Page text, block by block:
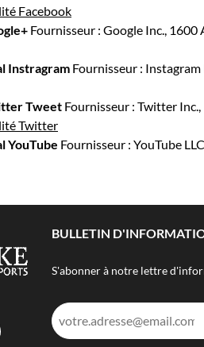
Facebook
Fournisseur : Google Inc.,
Instragram Fournisseur :
Tweet Fournisseur : Twitter
Twitter
YouTube Fournisseur : YouTube
BULLETIN
S'abonner à notre lettre
Adresse
e-